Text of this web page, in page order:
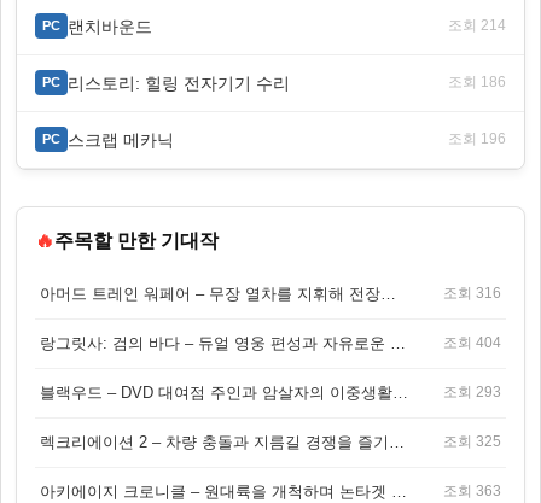
PC 랜치바운드 조회 214
PC 리스토리: 힐링 전자기기 수리 조회 186
PC 스크랩 메카닉 조회 196
🔥주목할 만한 기대작
조회 316
조회 404
조회 293
조회 325
조회 363